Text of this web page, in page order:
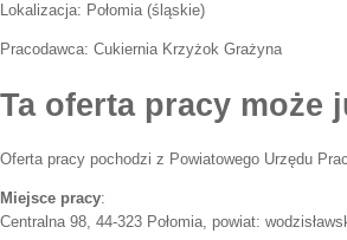
Lokalizacja: Połomia(śląskie)
Pracodawca: Cukiernia Krzyżok Grażyna
Ta oferta pracy może
Oferta pracy pochodzi z Powiatowego Urzędu
Miejsce pracy:
Centralna 98, 44-323 Połomia, powiat: